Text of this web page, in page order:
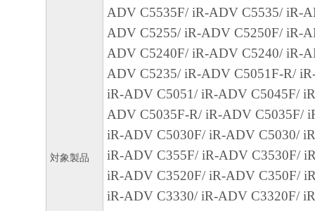
WITHOUT WARRANTY OF ANY KIND,
EXPRESSED OR IMPLIED, INCLUDING,
LIMITED TO THE IMPLIED WARRANTIES
MERCHANTABILITY AND FITNESS FOR
PURPOSE. THE ENTIRE RISK AS TO
PERFORMANCE OF THE SOFTWARE IS
SHOULD THE SOFTWARE PROVE
ASSUME THE ENTIRE COST OF ALL
SERVICING, REPAIR OR CORRECTION.
LEGAL JURISDICTIONS DO NOT ALLOW
対象製品
ADV C5535F/ iR-ADV C5535/ iR-
ADV C5255/ iR-ADV C5250F/ iR-
ADV C5240F/ iR-ADV C5240/ iR-
ADV C5235/ iR-ADV C5051F-R/
iR-ADV C5051/ iR-ADV C5045F/
ADV C5035F-R/ iR-ADV C5035F/
iR-ADV C5030F/ iR-ADV C5030/
iR-ADV C355F/ iR-ADV C3530F/
iR-ADV C3520F/ iR-ADV C350F/
iR-ADV C3330/ iR-ADV C3320F/